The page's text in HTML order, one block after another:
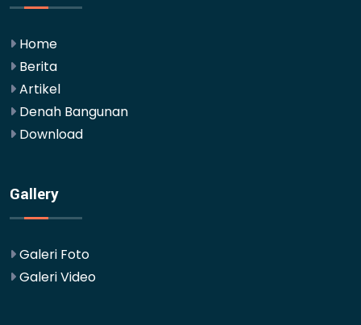
Home
Berita
Artikel
Denah Bangunan
Download
Gallery
Galeri Foto
Galeri Video